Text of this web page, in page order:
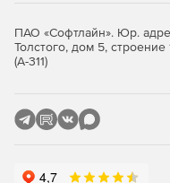
Версии Arcserve
функций,
глобальную
ПАО «Софтлайн». Юр.
Толстого, дом 5,
(А-311)